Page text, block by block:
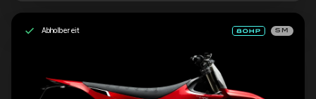
Abholbereit SM